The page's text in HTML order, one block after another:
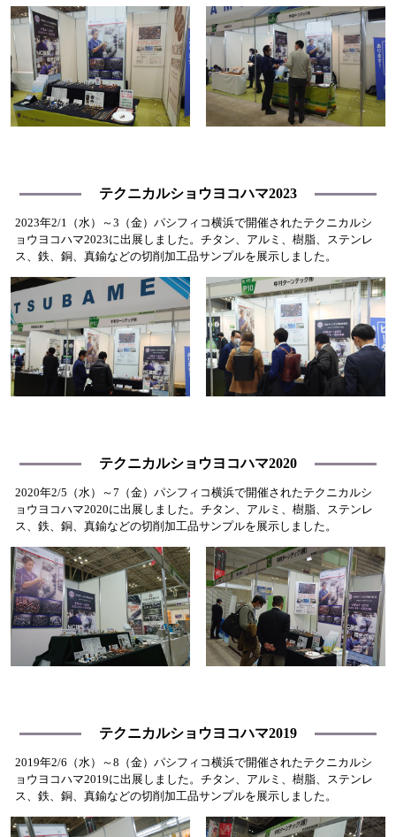
テクニカルショウヨコハマ2023
2023年2/1（水）～3（金）パシフィコ横浜で開催されたテクニカルシ
ョウヨコハマ2023に出展しました。チタン、アルミ、樹脂、ステンレ
ス、鉄、銅、真鍮などの切削加工品サンプルを展示しました。
テクニカルショウヨコハマ2020
2020年2/5（水）～7（金）パシフィコ横浜で開催されたテクニカルシ
ョウヨコハマ2020に出展しました。チタン、アルミ、樹脂、ステンレ
ス、鉄、銅、真鍮などの切削加工品サンプルを展示しました。
テクニカルショウヨコハマ2019
2019年2/6（水）～8（金）パシフィコ横浜で開催されたテクニカルシ
ョウヨコハマ2019に出展しました。チタン、アルミ、樹脂、ステンレ
ス、鉄、銅、真鍮などの切削加工品サンプルを展示しました。